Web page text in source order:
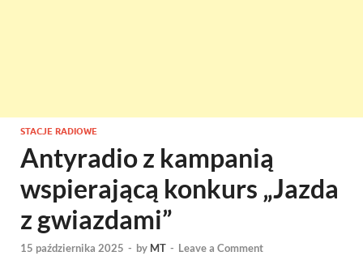
STACJE RADIOWE
Antyradio z kampanią
wspierającą konkurs „Jazda
z gwiazdami”
15 października 2025 - by MT - Leave a Comment